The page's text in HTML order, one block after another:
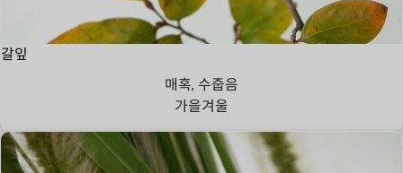
갈잎
매혹, 수줍음
가을겨울